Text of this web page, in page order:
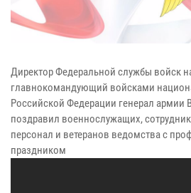
Директор Федеральной службы войск
главнокомандующий войсками
Российской Федерации генерал армии
поздравил военнослужащих,
персонал и ветеранов ведомства с
праздником